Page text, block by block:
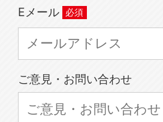
Eメール
ご意見・お問い合わせ